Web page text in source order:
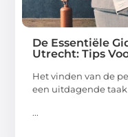
De Essentiële
Utrecht: Tips
Het vinden van de
een uitdagende
...